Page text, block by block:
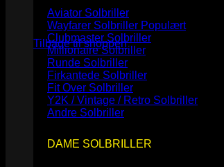
Ingen varer i kurven.
Tilbage til shoppen
Aviator Solbriller
Wayfarer Solbriller
Clubmaster Solbriller
Millionaire Solbriller
Runde Solbriller
Firkantede Solbriller
Fit Over Solbriller
Y2K / Vintage / Retro Solbriller
Andre Solbriller
DAME SOLBRILLER